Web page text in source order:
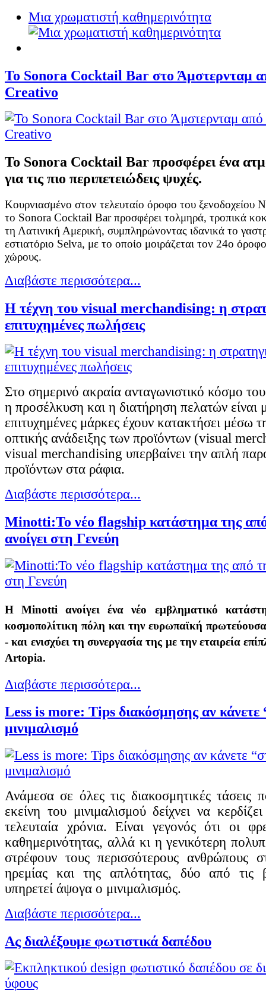
Μια χρωματιστή καθημερινότητα
Το Sonora Cocktail Bar στο Άμστερνταμ
Creativo
Το Sonora Cocktail Bar προσφέρει ένα
για τις πιο περιπετειώδεις ψυχές.
Κουρνιασμένο στον τελευταίο όροφο του ξενοδοχείου
το Sonora Cocktail Bar προσφέρει τολμηρά, τροπικά
τη Λατινική Αμερική, συμπληρώνοντας ιδανικά το
εστιατόριο Selva, με το οποίο μοιράζεται τον 24ο
χώρους.
Διαβάστε περισσότερα...
Η τέχνη του visual merchandising: η
επιτυχημένες πωλήσεις
Στο σημερινό ακραία ανταγωνιστικό κόσμο
η προσέλκυση και η διατήρηση πελατών είναι
επιτυχημένες μάρκες έχουν κατακτήσει μέσω
οπτικής ανάδειξης των προϊόντων (visual
visual merchandising υπερβαίνει την απλή
προϊόντων στα ράφια.
Διαβάστε περισσότερα...
Minotti:Το νέο flagship κατάστημα της
ανοίγει στη Γενεύη
Η Minotti ανοίγει ένα νέο εμβληματικό
κοσμοπολίτικη πόλη και την ευρωπαϊκή
- και ενισχύει τη συνεργασία της με την εταιρεία
Artopia.
Διαβάστε περισσότερα...
Less is more: Tips διακόσμησης αν κάνετε
μινιμαλισμό
Ανάμεσα σε όλες τις διακοσμητικές τάσεις
εκείνη του μινιμαλισμού δείχνει να
τελευταία χρόνια. Είναι γεγονός ότι οι
καθημερινότητας, αλλά κι η γενικότερη
στρέφουν τους περισσότερους ανθρώπους
ηρεμίας και της απλότητας, δύο από τις
υπηρετεί άψογα ο μινιμαλισμός.
Διαβάστε περισσότερα...
Ας διαλέξουμε φωτιστικά δαπέδου